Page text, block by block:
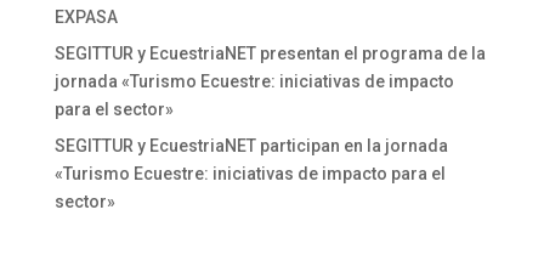
EXPASA
SEGITTUR y EcuestriaNET presentan el programa de la
jornada «Turismo Ecuestre: iniciativas de impacto
para el sector»
SEGITTUR y EcuestriaNET participan en la jornada
«Turismo Ecuestre: iniciativas de impacto para el
sector»